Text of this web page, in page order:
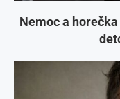
Nemoc a